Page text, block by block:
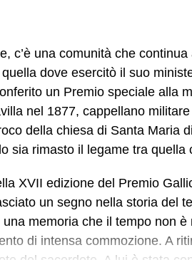
c’è una comunità che
dove esercitò il suo
un Premio speciale alla
nel 1877, cappellano
della chiesa di Santa Maria
sia rimasto il legame tra quella
XVII edizione del Premio
un segno nella storia del
memoria che il tempo non
di intensa commozione. A